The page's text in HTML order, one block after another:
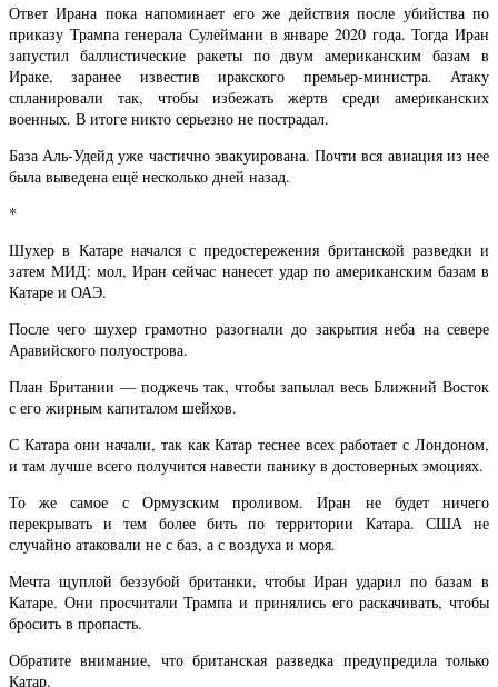
Ответ Ирана пока напоминает его же действия после убийства по
приказу Трампа генерала Сулеймани в январе 2020 года. Тогда Иран
запустил баллистические ракеты по двум американским базам в
Ираке, заранее известив иракского премьер-министра. Атаку
спланировали так, чтобы избежать жертв среди американских
военных. В итоге никто серьезно не пострадал.
База Аль-Удейд уже частично эвакуирована. Почти вся авиация из нее
была выведена ещё несколько дней назад.
*
Шухер в Катаре начался с предостережения британской разведки и
затем МИД: мол, Иран сейчас нанесет удар по американским базам в
Катаре и ОАЭ.
После чего шухер грамотно разогнали до закрытия неба на севере
Аравийского полуострова.
План Британии — поджечь так, чтобы запылал весь Ближний Восток
с его жирным капиталом шейхов.
С Катара они начали, так как Катар теснее всех работает с Лондоном,
и там лучше всего получится навести панику в достоверных эмоциях.
То же самое с Ормузским проливом. Иран не будет ничего
перекрывать и тем более бить по территории Катара. США не
случайно атаковали не с баз, а с воздуха и моря.
Мечта щуплой беззубой британки, чтобы Иран ударил по базам в
Катаре. Они просчитали Трампа и принялись его раскачивать, чтобы
бросить в пропасть.
Обратите внимание, что британская разведка предупредила только
Катар.